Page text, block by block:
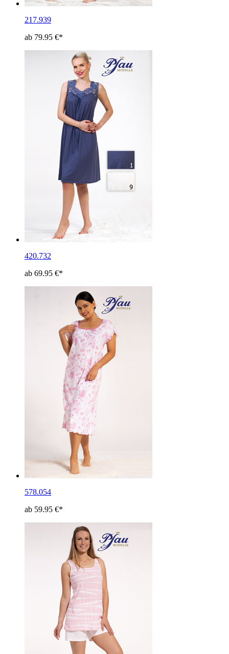
217.939
ab 79.95 €*
420.732
ab 69.95 €*
578.054
ab 59.95 €*